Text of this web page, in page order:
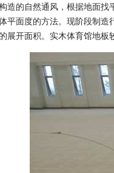
造的自然通风，根据地面
平面度的方法。现阶段制
展开面积。实木体育馆地板